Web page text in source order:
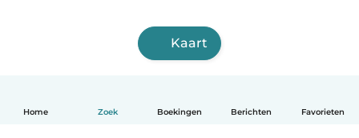
Home Zoek Boekingen Berichten Favorieten
Kaart